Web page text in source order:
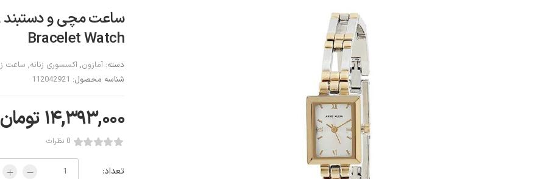
Bracelet Watch
دسته: آمازون, اکسسوری زنانه, ساعت
شناسه محصول: 112042921
۱۴,۳۹۳,۰۰۰ تومان
0 نظرات
تعداد: